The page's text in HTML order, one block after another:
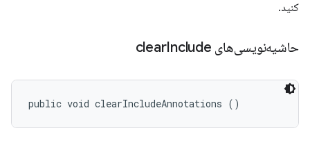
کنید.
حاشیه‌نویسی‌های clear Include
public void clearIncludeAnnotations ()